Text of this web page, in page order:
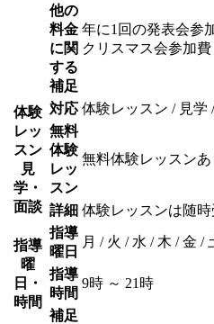
他の
料金
に関
する
補足
年に1回の発表会参
クリスマス会
体験
レッ
スン
見
学・
面談
対応 体験レッスン / 見学
無料
体験
レッ
スン
無料体験レッスンあ
詳細 体験レッスンは随時
指導
曜
日・
時間
指導
曜日
月 / 火 / 水 / 木 / 金 /
指導
時間
9時 ～ 21時
補足